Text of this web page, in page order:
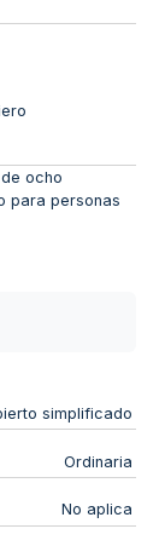
ocho
para personas
simplificado
Ordinaria
No aplica